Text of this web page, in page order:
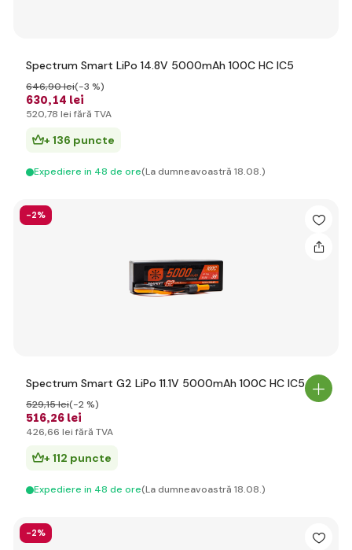
Spectrum Smart LiPo 14.8V 5000mAh 100C HC IC5
630,14 lei
646,90 lei(-3 %)
520,78 lei fără TVA
+ 136 puncte
Expediere in 48 de ore(La dumneavoastră 18.08.)
-2%
Spectrum Smart G2 LiPo 11.1V 5000mAh 100C HC IC5
516,26 lei
529,15 lei(-2 %)
426,66 lei fără TVA
+ 112 puncte
Expediere in 48 de ore(La dumneavoastră 18.08.)
-2%